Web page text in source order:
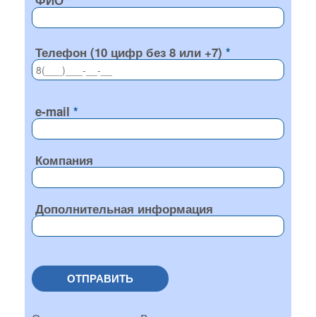
Телефон (10 цифр без 8 или +7)
e-mail
Компания
Дополнительная информация
ОТПРАВИТЬ